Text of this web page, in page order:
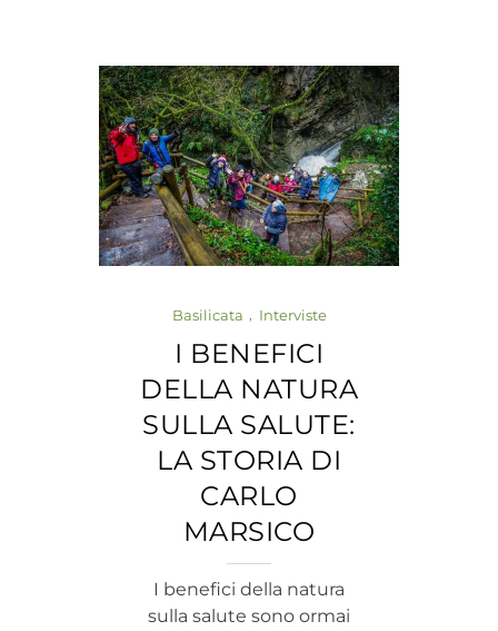
Basilicata Interviste
I BENEFICI
DELLA NATURA
SULLA SALUTE:
LA STORIA DI
CARLO
MARSICO
I benefici della natura
sulla salute sono ormai